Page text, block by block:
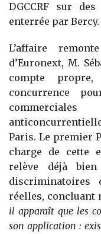
DGCCRF sur
enterrée par
L’affaire
d’Euronext, M.
compte
concurrence
Paris. Le premier
charge de cette
relève déjà bien
discriminatoires
réelles, concluant
il apparaît que les
son application :